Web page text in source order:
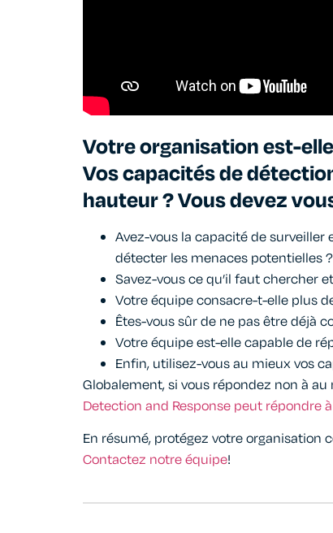
Votre organisation est-
Vos capacités de
hauteur ? Vous devez
Avez-vous la capacité de
détecter les menaces potentielles ?
Savez-vous ce qu’il faut chercher
Votre équipe consacre-t-elle plus
Êtes-vous sûr de ne pas être déjà
Votre équipe est-elle capable de
Enfin, utilisez-vous au mieux vos
Globalement, si vous répondez non à
Detection and Response peut répondre
En résumé, protégez votre organisation
Contactez notre équipe!